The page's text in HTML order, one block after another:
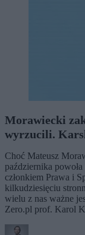
Morawiecki
wyrzucili.
Choć Mateusz
października
członkiem Prawa i
kilkudziesięciu
wielu z nas ważne
Zero.pl prof. Karol